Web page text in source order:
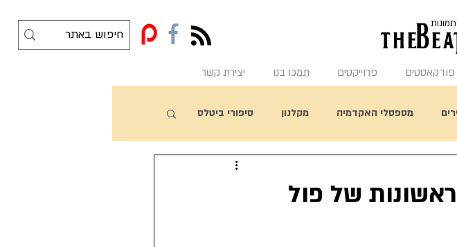
f the
פודקאסטים פרוייקטים תִמכו בנו יצירת קשר
מספסלי האקדמיה מקלנון סיפורי ביטלס
של פול